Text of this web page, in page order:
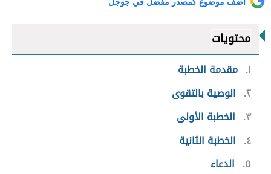
محتويات
١ مقدمة الخطبة
٢ الوصية بالتقوى
٣
الخطبة الأولى
٤
الخطبة الثانية
٥
الدعاء